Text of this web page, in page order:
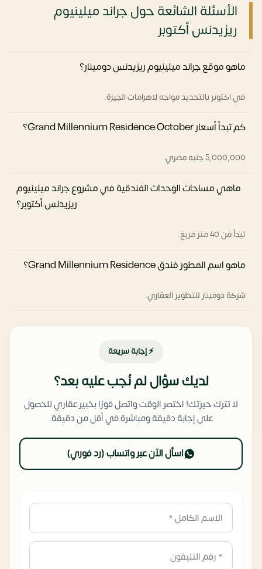
الأسئلة الشائعة حول جراند ميلينيوم
ريزيدنس أكتوبر
ماهو موقع جراند ميلينيوم ريزيدنس دومينار؟
في اكتوبر بالتحديد مواجه لاهرامات الجيزة.
كم تبدأ أسعار Grand Millennium Residence October؟
5,000,000 جنيه مصري.
ماهي مساحات الوحدات الفندقية في مشروع جراند ميلينيوم
ريزيدنس أكتوبر؟
تبدأ من 40 متر مربع.
ماهو اسم المطور فندق Grand Millennium Residence؟
شركة دومينار للتطوير العقاري.
⚡ إجابة سريعة
لديك سؤال لم نُجب عليه بعد؟
لا تترك حيرتك! اختصر الوقت واتصل فورًا بخبير عقاري للحصول
على إجابة دقيقة ومباشرة في أقل من دقيقة.
اسأل الآن عبر واتساب (رد فوري)